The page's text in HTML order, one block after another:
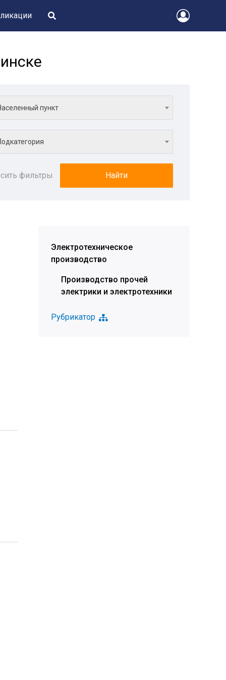
пункт
фильтры
Электротехническое
производство
Производство прочей
электрики и электротехники
Рубрикатор